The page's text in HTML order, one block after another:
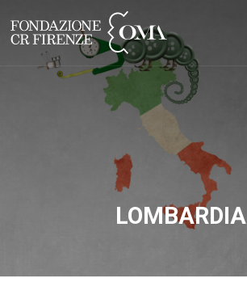
LOMBARDIA